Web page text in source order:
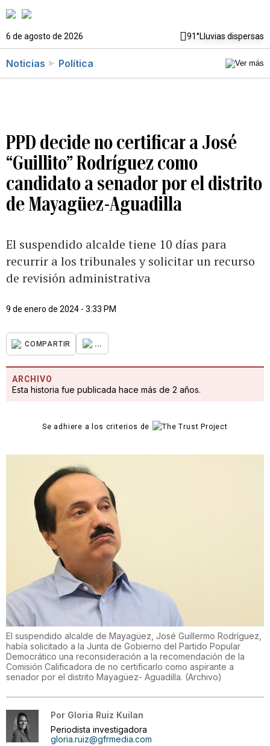
6 de agosto de 2026 91°Lluvias dispersas
Noticias Política
PPD decide no certificar a José
“Guillito” Rodríguez como
candidato a senador por el distrito
de Mayagüez-Aguadilla
El suspendido alcalde tiene 10 días para
recurrir a los tribunales y solicitar un recurso
de revisión administrativa
9 de enero de 2024 - 3:33 PM
COMPARTIR ...
ARCHIVO
Esta historia fue publicada hace más de 2 años.
Se adhiere a los criterios de
El suspendido alcalde de Mayagüez, José Guillermo Rodríguez,
había solicitado a la Junta de Gobierno del Partido Popular
Democrático una reconsideración a la recomendación de la
Comisión Calificadora de no certificarlo como aspirante a
senador por el distrito Mayagüez- Aguadilla. (Archivo)
Por Gloria Ruiz Kuilan
Periodista investigadora
gloria.ruiz@gfrmedia.com